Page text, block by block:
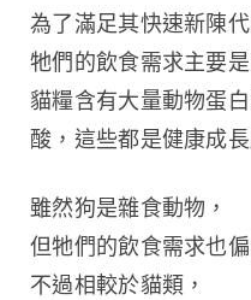
為了滿足其快速新陳
牠們的飲食需求主要
貓糧含有大量動物蛋
酸，這些都是健康成
雖然狗是雜食動物，
但牠們的飲食需求也偏
不過相較於貓類，